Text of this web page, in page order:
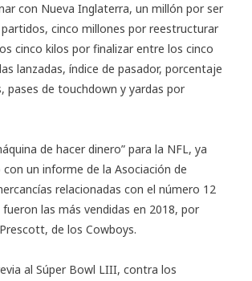
con Nueva Inglaterra, un millón por ser
cinco millones por reestructurar
cinco kilos por finalizar entre los cinco
lanzadas, índice de pasador, porcentaje
pases de touchdown y yardas por
de hacer dinero” para la NFL, ya
un informe de la Asociación de
relacionadas con el número 12
las más vendidas en 2018, por
de los Cowboys.
al Súper Bowl LIII, contra los